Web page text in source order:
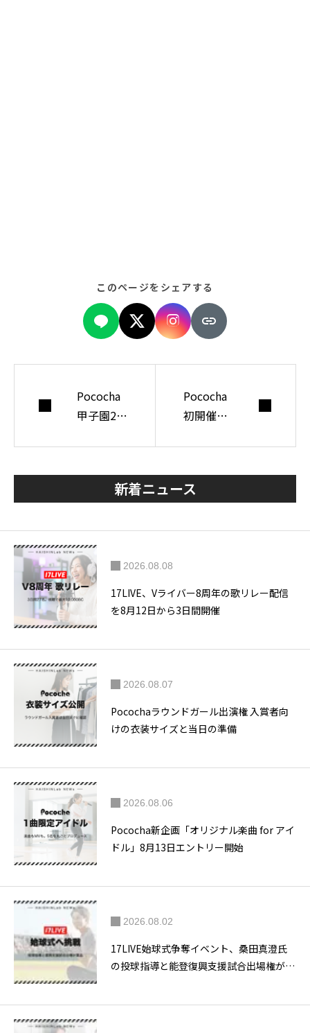
このページをシェアする
Pococha
甲子園20
開催決
定！エン
と本戦出
場枠を解
説
Pococha
初開催、
LLECTIO
Nステー
イベント
新着ニュース
2026.08.08
17LIVE、Vライバー8周年の歌リレー配信
を8月12日から3日間開催
2026.08.07
Pocochaラウンドガール出演権 入賞者向
けの衣装サイズと当日の準備
2026.08.06
Pococha新企画「オリジナル楽曲 for アイ
ドル」8月13日エントリー開始
2026.08.02
17LIVE始球式争奪イベント、桑田真澄氏
の投球指導と能登復興支援試合出場権が賞